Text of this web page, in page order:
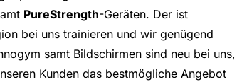
PureStrength-Geräten. Der ist
bei uns trainieren und wir genügend
samt Bildschirmen sind neu bei uns,
Kunden das bestmögliche Angebot